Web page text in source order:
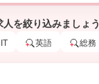
人を絞り込みましょう
IT 英語 総務